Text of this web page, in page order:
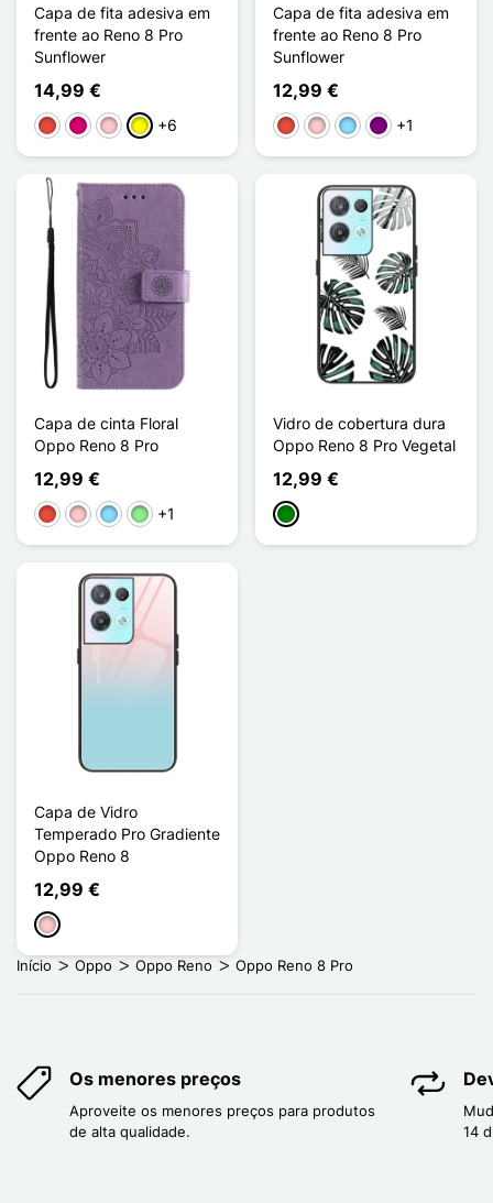
Capa de fita adesiva em
frente ao Reno 8 Pro
Sunflower
14,99 €
Vermelho
Magenta
RosaAmarelo
+6
Capa de fita adesiva em
frente ao Reno 8 Pro
Sunflower
12,99 €
Vermelho
RosaAzul Claro
Púrpura
+1
Capa de cinta Floral
Oppo Reno 8 Pro
12,99 €
Vermelho
RosaAzul Claro
Verde claro
+1
Vidro de cobertura dura
Oppo Reno 8 Pro Vegetal
12,99 €
Verde
Capa de Vidro
Temperado Pro Gradiente
Oppo Reno 8
12,99 €
Rosa
Início Oppo Oppo Reno Oppo Reno 8 Pro
Os menores preços
Aproveite os menores preços para produtos
de alta qualidade.
14